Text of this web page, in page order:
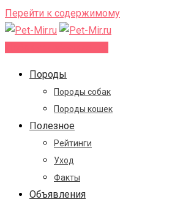
Перейти к содержимому
Породы
Породы собак
Породы кошек
Полезное
Рейтинги
Уход
Факты
Объявления